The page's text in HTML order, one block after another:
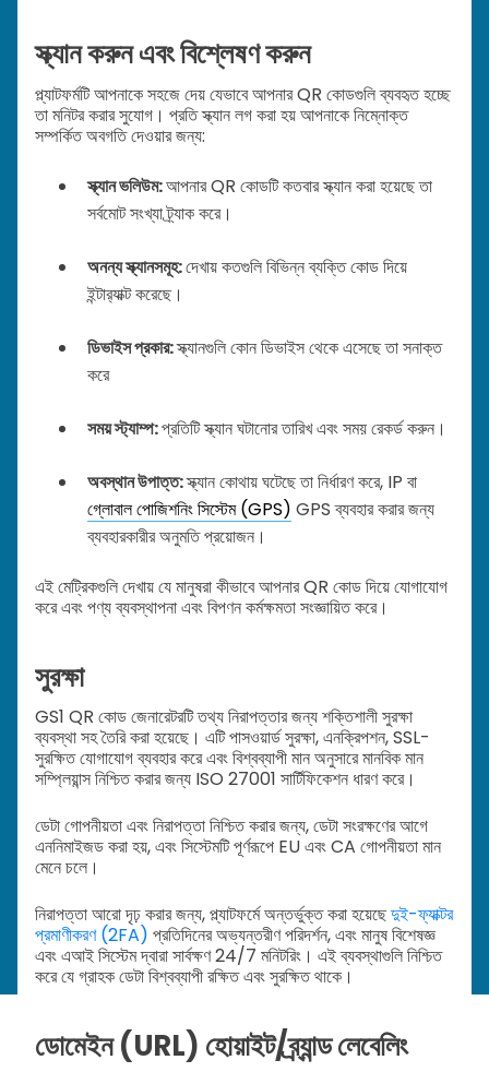
স্ক্যান করুন এবং বিশ্লেষণ করুন
প্ল্যাটফর্মটি আপনাকে সহজে দেয় যেভাবে আপনার QR কোডগুলি ব্যবহৃত হচ্ছে
তা মনিটর করার সুযোগ। প্রতি স্ক্যান লগ করা হয় আপনাকে নিম্নোক্ত
সম্পর্কিত অবগতি দেওয়ার জন্য:
স্ক্যান ভলিউম:আপনার QR কোডটি কতবার স্ক্যান করা হয়েছে তা
সর্বমোট সংখ্যা ট্র্যাক করে।
অনন্য স্ক্যানসমূহ:দেখায় কতগুলি বিভিন্ন ব্যক্তি কোড দিয়ে
ইন্টার‌্যাক্ট করেছে।
ডিভাইস প্রকার:স্ক্যানগুলি কোন ডিভাইস থেকে এসেছে তা সনাক্ত
করে
সময় স্ট্যাম্প:প্রতিটি স্ক্যান ঘটানোর তারিখ এবং সময় রেকর্ড করুন।
অবস্থান উপাত্ত:স্ক্যান কোথায় ঘটেছে তা নির্ধারণ করে, IP বা
গ্লোবাল পোজিশনিং সিস্টেম (GPS) GPS ব্যবহার করার জন্য
ব্যবহারকারীর অনুমতি প্রয়োজন।
এই মেট্রিকগুলি দেখায় যে মানুষরা কীভাবে আপনার QR কোড দিয়ে যোগাযোগ
করে এবং পণ্য ব্যবস্থাপনা এবং বিপণন কর্মক্ষমতা সংজ্ঞায়িত করে।
সুরক্ষা
GS1 QR কোড জেনারেটরটি তথ্য নিরাপত্তার জন্য শক্তিশালী সুরক্ষা
ব্যবস্থা সহ তৈরি করা হয়েছে। এটি পাসওয়ার্ড সুরক্ষা, এনক্রিপশন, SSL-
সুরক্ষিত যোগাযোগ ব্যবহার করে এবং বিশ্বব্যাপী মান অনুসারে মানবিক মান
সম্প্লিয়ান্স নিশ্চিত করার জন্য ISO 27001 সার্টিফিকেশন ধারণ করে।
ডেটা গোপনীয়তা এবং নিরাপত্তা নিশ্চিত করার জন্য, ডেটা সংরক্ষণের আগে
এননিমাইজড করা হয়, এবং সিস্টেমটি পূর্ণরূপে EU এবং CA গোপনীয়তা মান
মেনে চলে।
নিরাপত্তা আরো দৃঢ় করার জন্য, প্ল্যাটফর্মে অন্তর্ভুক্ত করা হয়েছেদুই-ফ্যাক্টর
প্রমাণীকরণ (2FA) প্রতিদিনের অভ্যন্তরীণ পরিদর্শন, এবং মানুষ বিশেষজ্ঞ
এবং এআই সিস্টেম দ্বারা সার্বক্ষণ 24/7 মনিটরিং। এই ব্যবস্থাগুলি নিশ্চিত
করে যে গ্রাহক ডেটা বিশ্বব্যাপী রক্ষিত এবং সুরক্ষিত থাকে।
ডোমেইন (URL) হোয়াইট/ব্র্যান্ড লেবেলিং